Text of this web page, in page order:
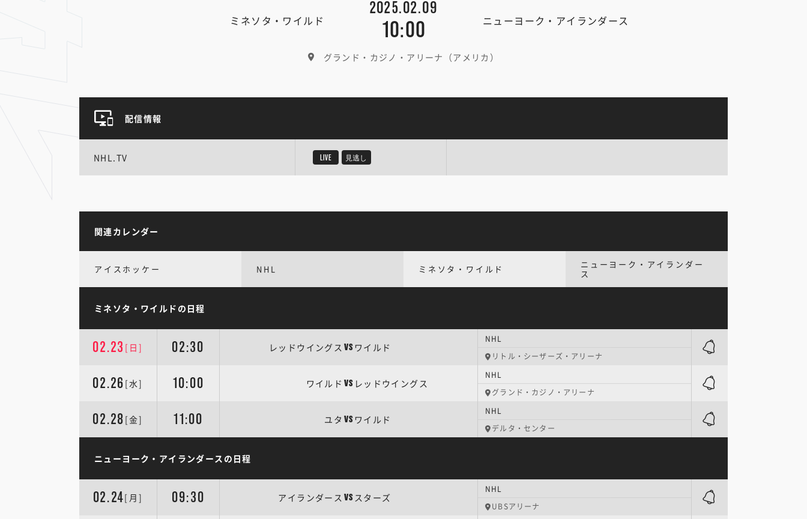
ミネソタ・ワイルド
2025.02.09
10:00 ニューヨーク・アイランダース
グランド・カジノ・アリーナ（アメリカ）
配信情報
NHL.TV LIVE 見逃し
関連カレンダー
アイスホッケー NHL ミネソタ・ワイルド
ニューヨーク・アイランダー
ス
ミネソタ・ワイルドの日程
02.23 [日] 02:30 レッドウイングス VS ワイルド
NHL
リトル・シーザーズ・アリーナ
02.26 [水] 10:00 ワイルド VS レッドウイングス
NHL
グランド・カジノ・アリーナ
02.28 [金] 11:00 ユタ VS ワイルド
NHL
デルタ・センター
ニューヨーク・アイランダースの日程
02.24[月] 09:30 アイランダース VS スターズ
NHL
UBSアリーナ